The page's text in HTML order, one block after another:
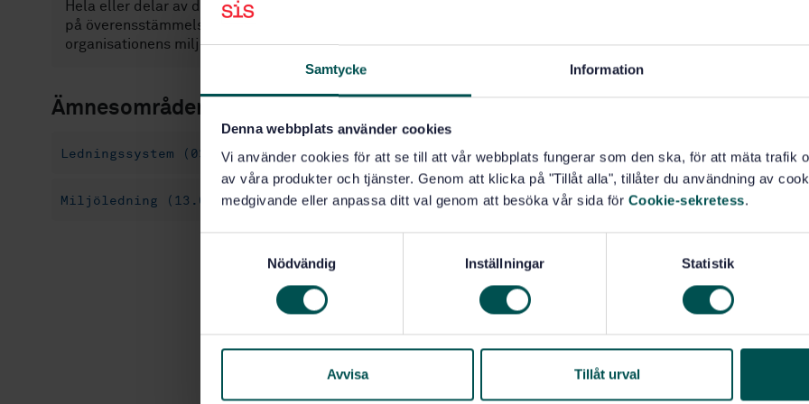
Samtycke Information
Denna webbplats använder cookies
Vi använder cookies för att se till att vår webbplats fungerar som den ska, för att mäta trafik
av våra produkter och tjänster. Genom att klicka på "Tillåt alla", tillåter du användning av
medgivande eller anpassa ditt val genom att besöka vår sida för Cookie-sekretess.
Nödvändig Inställningar Statistik
Avvisa Tillåt urval
Hela eller delar av denna standard kan användas för att systematiskt förbättra miljöledningen. Anspråk
på överensstämmelse med denna standard kan dock inte accepteras om inte alla dess krav införts i
organisationens miljöledningssystem, och uppfylls utan undantag.
Ämnesområden
Ledningssystem (03.100.70) Ledningssystem för miljö (04.100)
Miljöledning (13.020.10)